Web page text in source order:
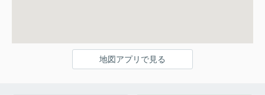
地図アプリで見る